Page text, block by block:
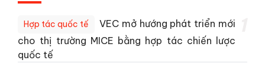
Hợp tác quốc tế
VEC mở hướng phát triển mới
cho thị trường MICE bằng hợp tác chiến lược
quốc tế